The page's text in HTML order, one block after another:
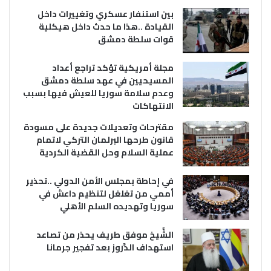
بين استنفار عسكري وتغييرات داخل
القيادة ..هذا ما حدث داخل هيكلية
قوات سلطة دمشق
مجلة أمريكية تؤكد تراجع أعداد
المسيحيين في عهد سلطة دمشق
وعدم سلامة سوريا للعيش فيها بسبب
الانتهاكات
مقترحات وتعديلات جديدة على مسودة
قانون طرحها البرلمان التركي لاتمام
عملية السلام وحل القضية الكردية
في إحاطة بمجلس الأمن الدولي ..تحذير
أممي من تغلغل لتنظيم داعش في
سوريا وتهديده السلم الأهلي
الشَّيخ موفق طريف يحذر من تصاعد
استهداف الدَّروز بعد تفجير جرمانا